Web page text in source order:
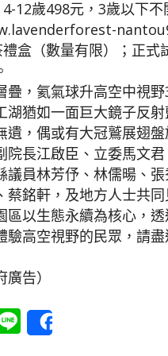
12歲498元，3歲以下
盒（數量有限）；正
疊，氦氣球升高空中視
湖猶如一面巨大鏡子反
遺，偶或有大冠鷲展翅
院長江啟臣、立委馬文
議員林芳伃、林儒暘、
蔡銘軒，及地方人士共
區以生態永續為核心，
驗高空視野的民眾，請
廣告）
Line